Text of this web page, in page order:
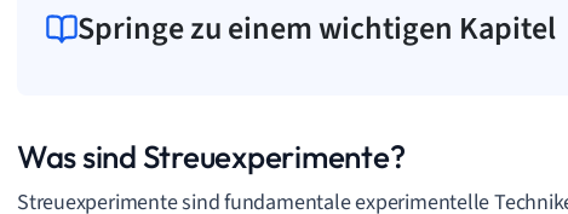
Springe zu einem wichtigen Kapitel
Was sind Streuexperimente?
Streuexperimente sind fundamentale experimentelle